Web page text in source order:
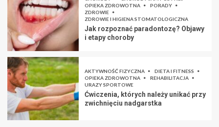
OPIEKA ZDROWOTNA
PORADY
ZDROWIE
ZDROWIE I HIGIENA STOMATOLOGICZNA
Jak rozpoznać paradontozę? Objawy
i etapy choroby
AKTYWNOŚĆ FIZYCZNA
DIETA I FITNESS
OPIEKA ZDROWOTNA
REHABILITACJA
URAZY SPORTOWE
Ćwiczenia, których należy unikać przy
zwichnięciu nadgarstka